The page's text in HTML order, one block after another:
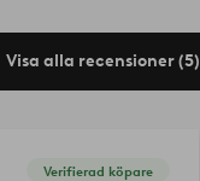
Visa alla recensioner (5)
Verifierad köpare